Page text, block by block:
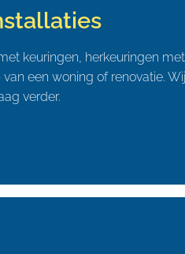
keuringen, herkeuringen met
een woning of renovatie. Wij
verder.